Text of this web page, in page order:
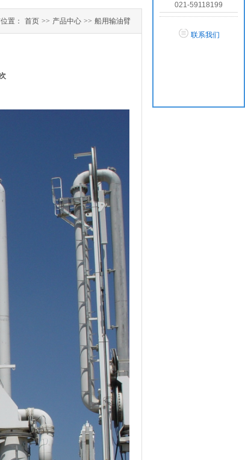
置： 首页 >> 产品中心 >> 船用输油臂
021-59118199
联系我们